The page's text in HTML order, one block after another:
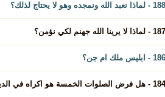
188 - لماذا نعبد الله ونمجده وهو لا يحتاج لذلك؟
187 - لماذا لا يرينا الله جهنم لكي نؤمن؟
186 - ابليس ملك ام جن؟
184 - هل فرض الصلوات الخمسة هو اكراه في الدين